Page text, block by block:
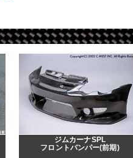
ジムカーナSPL
フロントバンパー(前期)